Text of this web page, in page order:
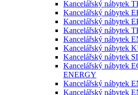
Kancelářský nábytek
Kancelářský nábytek
Kancelářský nábytek
Kancelářský nábytek
Kancelářský nábytek
Kancelářský nábytek
Kancelářský nábytek
Kancelářský nábytek
ENERGY
Kancelářský nábytek
Kancelářský nábytek